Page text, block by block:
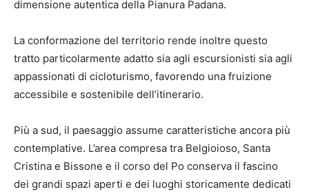
dimensione autentica della Pianura Padana.
La conformazione del territorio rende inoltre questo
tratto particolarmente adatto sia agli escursionisti sia agli
appassionati di cicloturismo, favorendo una fruizione
accessibile e sostenibile dell’itinerario.
Più a sud, il paesaggio assume caratteristiche ancora più
contemplative. L’area compresa tra Belgioioso, Santa
Cristina e Bissone e il corso del Po conserva il fascino
dei grandi spazi aperti e dei luoghi storicamente dedicati